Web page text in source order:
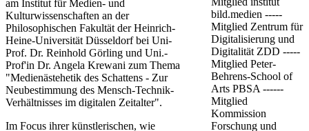
am Institut für Medien- und
Kulturwissenschaften an der
Philosophischen Fakultät der Heinrich-
Heine-Universität Düsseldorf bei Uni-
Prof. Dr. Reinhold Görling und Uni.-
Prof'in Dr. Angela Krewani zum Thema
"Medienästehetik des Schattens - Zur
Neubestimmung des Mensch-Technik-
Verhältnisses im digitalen Zeitalter".
Im Focus ihrer künstlerischen, wie
bild.medien -----
Mitglied Zentrum für
Digitalisierung und
Digitalität ZDD -----
Mitglied Peter-
Behrens-School of
Arts PBSA ------
Mitglied
Kommission
Forschung und